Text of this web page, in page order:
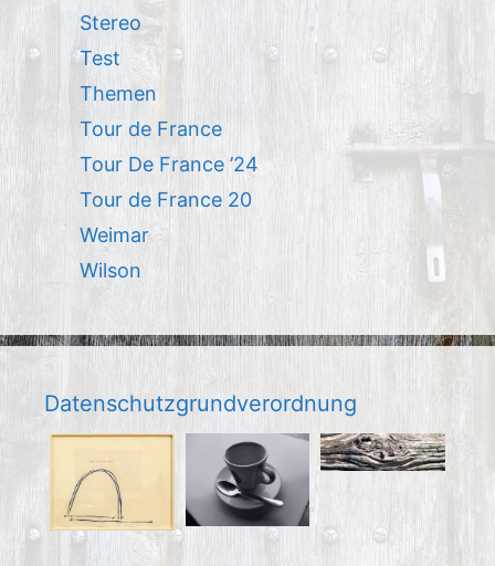
Stereo
Test
Themen
Tour de France
Tour De France ’24
Tour de France 20
Weimar
Wilson
Datenschutzgrundverordnung